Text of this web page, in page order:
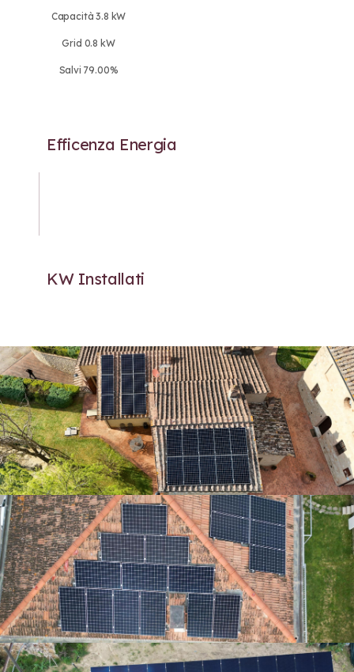
Capacità 3.8 kW
Grid 0.8 kW
Salvi 79.00%
Efficenza Energia
KW Installati